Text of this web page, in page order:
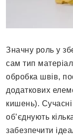
Значну роль у
сам тип
обробка швів,
додаткових
кишень).
об’єднують
забезпечити